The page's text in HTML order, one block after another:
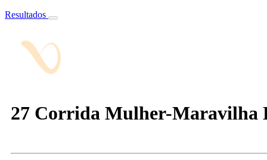
Resultados
27 Corrida Mulher-Maravilha